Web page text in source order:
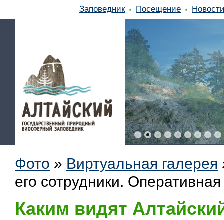
Заповедник Посещение
Фото » Виртуальная галерея
его сотрудники. Оперативная
Каким видят